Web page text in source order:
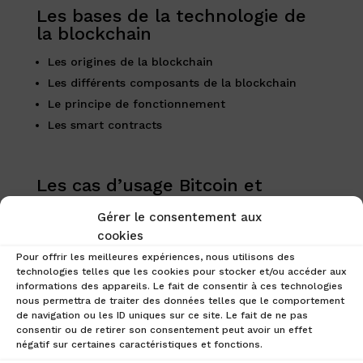
Gérer le consentement aux
cookies
Pour offrir les meilleures expériences, nous utilisons des
technologies telles que les cookies pour stocker et/ou accéder aux
informations des appareils. Le fait de consentir à ces technologies
nous permettra de traiter des données telles que le comportement
de navigation ou les ID uniques sur ce site. Le fait de ne pas
consentir ou de retirer son consentement peut avoir un effet
négatif sur certaines caractéristiques et fonctions.
Les bases de la technologie de
la blockchain
Les origines de la blockchain
Les différents composants de la blockchain
Le principe de fonctionnement
Les smart contracts
Les cas d’usage Bitcoin et
Ethereum
Découverte et compréhension de Bitcoin
Découverte et compréhension d’Ethereum
Les propriétés financières des
actifs numériques en France